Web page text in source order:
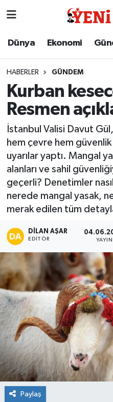
Dünya Ekonomi
HABERLER GÜNDEM
Kurban
Resmen
İstanbul Valisi Davut
hem çevre hem
uyarılar yaptı. Mangal
alanları ve sahil
geçerli? Denetimler
nerede mangal yasak,
merak edilen tüm
DILAN AŞAR
EDITÖR
Paylaş
Dünya
Gündem
İzmir
Sağlık
Siyaset
Magazin
Teknoloji
Tatil ve Seyahat
Çevre
Okul Gazetesi
İzmir Nöbetçi
İzmir Namaz
İzmir Trafik Yoğunluk
Süper Lig Puan
Tüm Manşetler
Son Dakika Haberleri